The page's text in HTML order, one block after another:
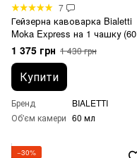
7
Гейзерна кавоварка Bialetti
Moka Express на 1 чашку (60
мл)
1 375 грн 1 430 грн
Купити
Бренд
BIALETTI
Об'єм камери 60 мл
−30%